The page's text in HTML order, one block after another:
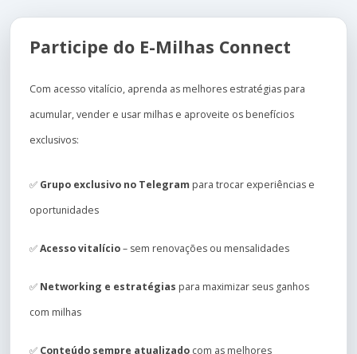
Participe do E-Milhas Connect
Com acesso vitalício, aprenda as melhores estratégias para
acumular, vender e usar milhas e aproveite os benefícios
exclusivos:
✅ Grupo exclusivo no Telegram para trocar experiências e
oportunidades
✅Acesso vitalício– sem renovações ou mensalidades
✅ Networking e estratégias para maximizar seus ganhos
com milhas
✅ Conteúdo sempre atualizado com as melhores